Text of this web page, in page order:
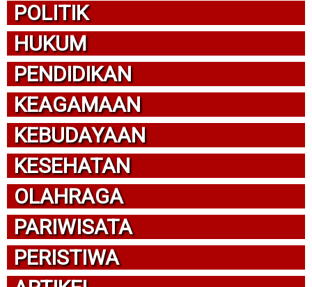
POLITIK
HUKUM
PENDIDIKAN
KEAGAMAAN
KEBUDAYAAN
KESEHATAN
OLAHRAGA
PARIWISATA
PERISTIWA